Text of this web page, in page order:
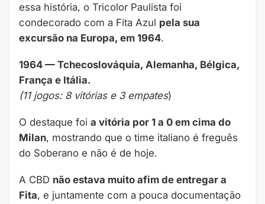
essa história, o Tricolor Paulista foi
condecorado com a Fita Azul pela sua
excursão na Europa, em 1964.
1964 — Tchecoslováquia, Alemanha, Bélgica,
França e Itália.
(11 jogos: 8 vitórias e 3 empates)
O destaque foi a vitória por 1 a 0 em cima do
Milan, mostrando que o time italiano é freguês
do Soberano e não é de hoje.
A CBD não estava muito afim de entregar a
Fita, e juntamente com a pouca documentação